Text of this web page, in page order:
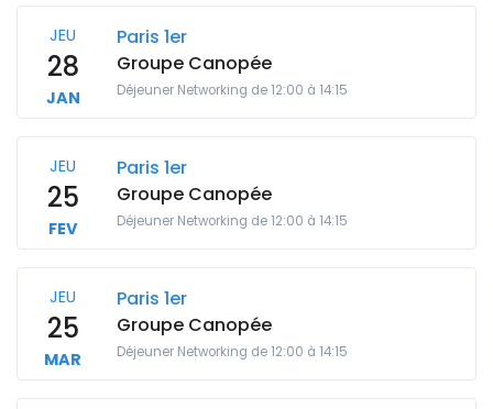
JEU
28
JAN
Paris 1er
Groupe Canopée
Déjeuner Networking de 12:00 à 14:15
JEU
25
FEV
Paris 1er
Groupe Canopée
Déjeuner Networking de 12:00 à 14:15
JEU
25
MAR
Paris 1er
Groupe Canopée
Déjeuner Networking de 12:00 à 14:15